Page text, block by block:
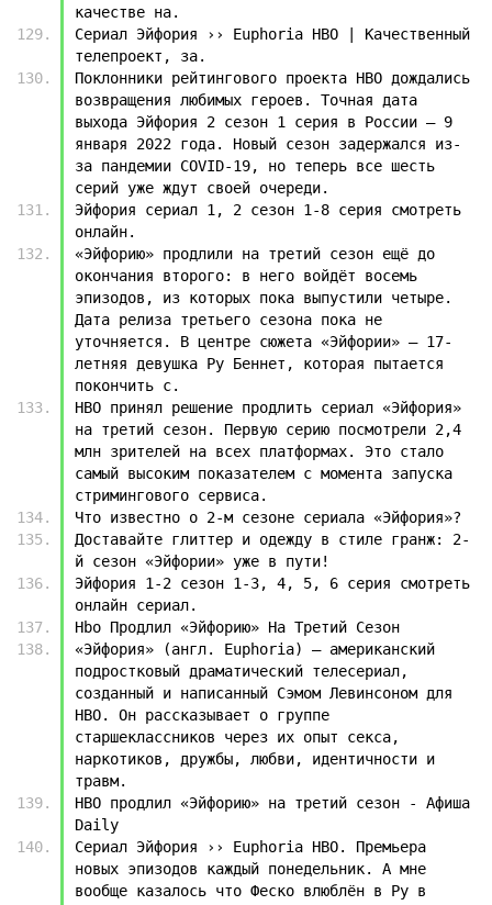
качестве на.
Сериал Эйфория ›› Euphoria HBO | Качественный
телепроект, за.
Поклонники рейтингового проекта HBO дождались
возвращения любимых героев. Точная дата
выхода Эйфория 2 сезон 1 серия в России — 9
января 2022 года. Новый сезон задержался из-
за пандемии COVID-19, но теперь все шесть
серий уже ждут своей очереди.
Эйфория сериал 1, 2 сезон 1-8 серия смотреть
онлайн.
«Эйфорию» продлили на третий сезон ещё до
окончания второго: в него войдёт восемь
эпизодов, из которых пока выпустили четыре.
Дата релиза третьего сезона пока не
уточняется. В центре сюжета «Эйфории» — 17-
летняя девушка Ру Беннет, которая пытается
покончить с.
HBO принял решение продлить сериал «Эйфория»
на третий сезон. Первую серию посмотрели 2,4
млн зрителей на всех платформах. Это стало
самый высоким показателем с момента запуска
стримингового сервиса.
Что известно о 2-м сезоне сериала «Эйфория»?
Доставайте глиттер и одежду в стиле гранж: 2-
й сезон «Эйфории» уже в пути!
Эйфория 1-2 сезон 1-3, 4, 5, 6 серия смотреть
онлайн сериал.
Hbo Продлил «Эйфорию» На Третий Сезон
«Эйфория» (англ. Euphoria) — американский
подростковый драматический телесериал,
созданный и написанный Сэмом Левинсоном для
HBO. Он рассказывает о группе
старшеклассников через их опыт секса,
наркотиков, дружбы, любви, идентичности и
травм.
HBO продлил «Эйфорию» на третий сезон - Афиша
Daily
Сериал Эйфория ›› Euphoria HBO. Премьера
новых эпизодов каждый понедельник. А мне
вообще казалось что Феско влюблён в Ру в